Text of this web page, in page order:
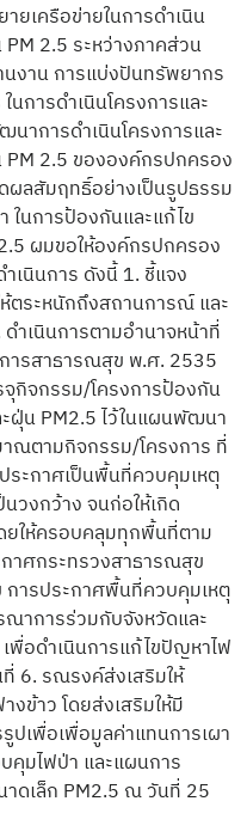
ยเครือข่ายในการดำเนิน
2.5 ระหว่างภาคส่วน
นงาน การแบ่งปันทรัพยากร
การดำเนินโครงการและ
าการดำเนินโครงการและ
2.5 ขององค์กรปกครอง
ผลสัมฤทธิ์อย่างเป็นรูปธรรม
ในการป้องกันและแก้ไข
ผมขอให้องค์กรปกครอง
เนินการ ดังนี้ 1. ชี้แจง
ห้ตระหนักถึงสถานการณ์ และ
ำเนินการตามอำนาจหน้าที่
รสาธารณสุข พ.ศ. 2535
กิจกรรม/โครงการป้องกัน
ฝุ่น PM2.5 ไว้ในแผนพัฒนา
ณตามกิจกรรม/โครงการ ที่
ะกาศเป็นพื้นที่ควบคุมเหตุ
วงกว้าง จนก่อให้เกิด
ยให้ครอบคลุมทุกพื้นที่ตาม
าศกระทรวงสาธารณสุข
การประกาศพื้นที่ควบคุมเหตุ
าการร่วมกับจังหวัดและ
พื่อดำเนินการแก้ไขปัญหาไฟ
6. รณรงค์ส่งเสริมให้
งข้าว โดยส่งเสริมให้มี
ปเพื่อเพื่อมูลค่าแทนการเผา
คุมไฟป่า และแผนการ
ดเล็ก PM2.5 ณ วันที่ 25